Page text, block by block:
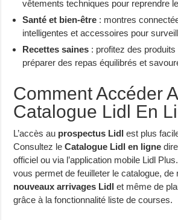
vêtements techniques pour reprendre
Santé et bien-être : montres
intelligentes et accessoires pour
Recettes saines : profitez des produits
préparer des repas équilibrés et
Comment Accéder
Catalogue Lidl En
L’accès au prospectus Lidl est plus
Consultez leCatalogue Lidl en ligne
officiel ou via l’application mobile Lidl
vous permet de feuilleter le catalogue, de
nouveaux arrivages Lidl et même de
grâce à la fonctionnalité liste de courses.